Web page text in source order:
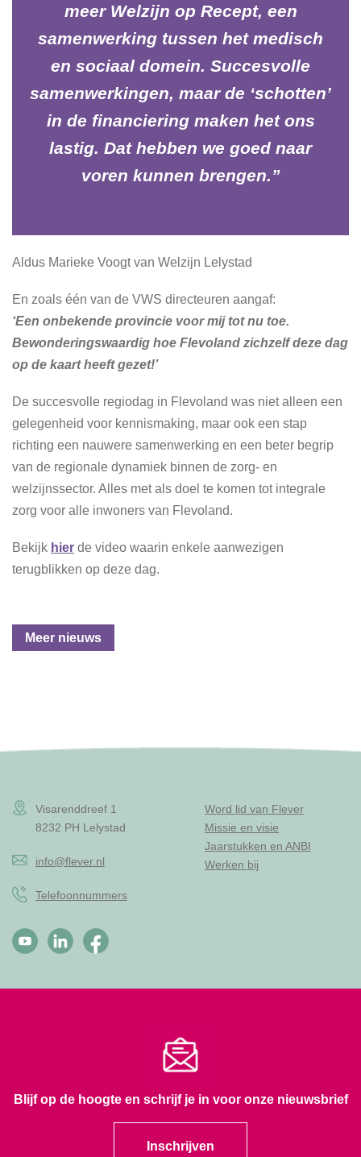
meer Welzijn op Recept, een
samenwerking tussen het medisch
en sociaal domein. Succesvolle
samenwerkingen, maar de ‘schotten’
in de financiering maken het ons
lastig. Dat hebben we goed naar
voren kunnen brengen.
Aldus Marieke Voogt van Welzijn Lelystad
En zoals één van de VWS directeuren aangaf:
‘Een onbekende provincie voor mij tot nu toe.
Bewonderingswaardig hoe Flevoland zichzelf deze dag
op de kaart heeft gezet!’
De succesvolle regiodag in Flevoland was niet alleen een
gelegenheid voor kennismaking, maar ook een stap
richting een nauwere samenwerking en een beter begrip
van de regionale dynamiek binnen de zorg- en
welzijnssector. Alles met als doel te komen tot integrale
zorg voor alle inwoners van Flevoland.
Bekijk hier de video waarin enkele aanwezigen
terugblikken op deze dag.
Meer nieuws
Visarenddreef 1
8232 PH Lelystad
info@flever.nl
Telefoonnummers
Word lid van Flever
Missie en visie
Jaarstukken en ANBI
Werken bij
Blijf op de hoogte en schrijf je in voor onze nieuwsbrief
Inschrijven